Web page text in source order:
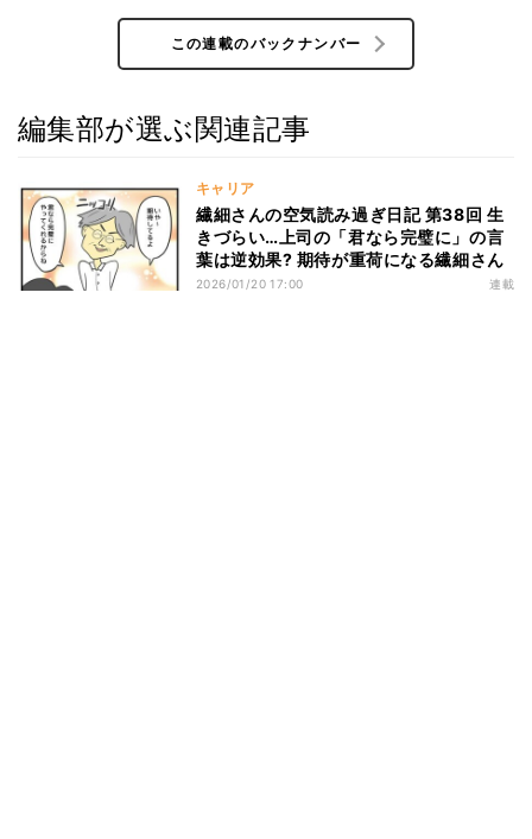
この連載のバックナンバー
編集部が選ぶ関連記事
キャリア
繊細さんの空気読み過ぎ日記 第38回 生
きづらい…上司の「君なら完璧に」の言
葉は逆効果? 期待が重荷になる繊細さん
2026/01/20 17:00 連載